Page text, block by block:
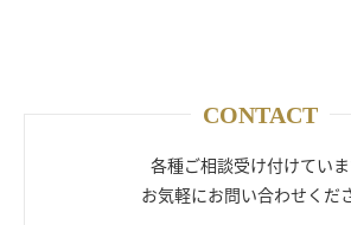
CONTACT
各種ご相談受け付けていま
お気軽にお問い合わせくだ